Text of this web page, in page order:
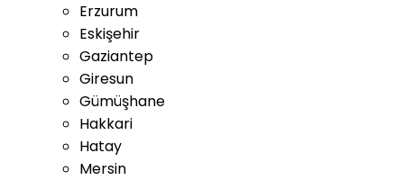
Erzurum
Eskişehir
Gaziantep
Giresun
Gümüşhane
Hakkari
Hatay
Mersin